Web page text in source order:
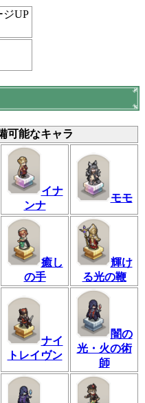
ジUP
可能なキャラ
イナ
ンナ
モモ
癒し
の手
輝け
る光の鞭
ナイ
トレイヴン
闇の
光・火の術
師